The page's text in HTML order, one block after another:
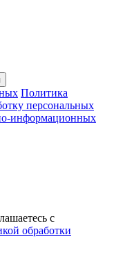
Политика
персональных
информационных
с
обработки